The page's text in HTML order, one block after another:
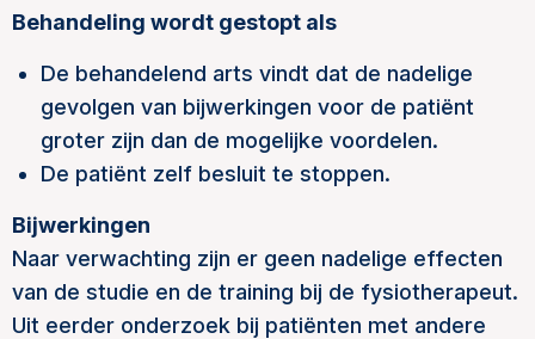
Behandeling wordt gestopt als
De behandelend arts vindt dat de nadelige
gevolgen van bijwerkingen voor de patiënt
groter zijn dan de mogelijke voordelen.
De patiënt zelf besluit te stoppen.
Bijwerkingen
Naar verwachting zijn er geen nadelige effecten
van de studie en de training bij de fysiotherapeut.
Uit eerder onderzoek bij patiënten met andere